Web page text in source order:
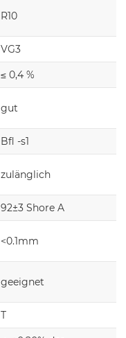
R10
VG3
≤ 0,4 %
gut
Bfl -s1
zulänglich
92±3 Shore A
<0.1mm
geeignet
T